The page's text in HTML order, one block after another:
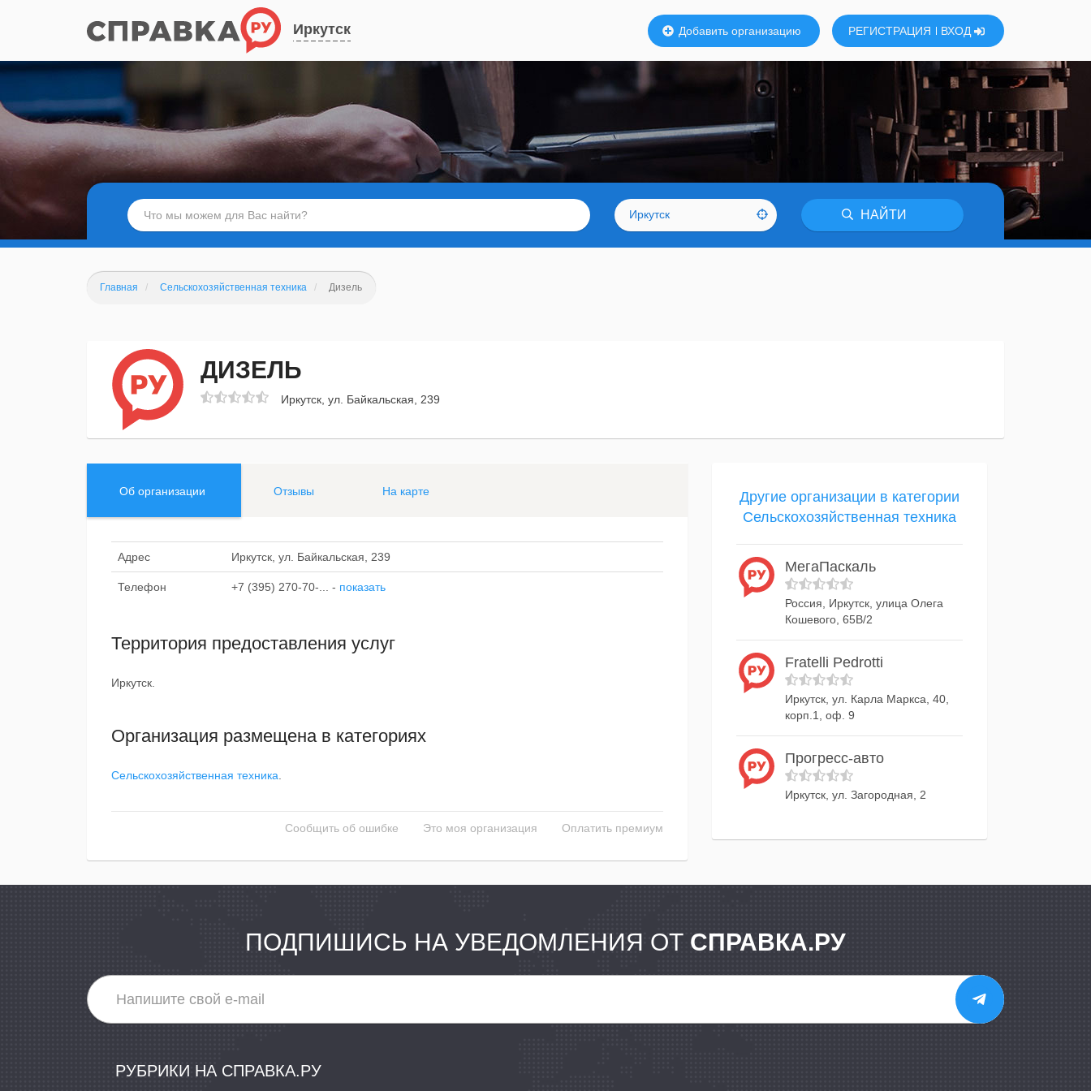
Иркутск Добавить организацию РЕГИСТРАЦИЯ ВХОД
Иркутск НАЙТИ
Главная Сельскохозяйственная техника Дизель
ДИЗЕЛЬ
Иркутск, ул. Байкальская, 239
Об организации Отзывы На карте
Адрес Иркутск, ул. Байкальская, 239
Телефон +7 (395) 270-70-... - показать
Территория предоставления услуг
Иркутск.
Организация размещена в категориях
Сельскохозяйственная техника
Сообщить об ошибке Это моя организация Оплатить премиум
Другие организации в категории
Сельскохозяйственная техника
МегаПаскаль
Россия, Иркутск, улица Олега
Кошевого, 65В/2
Fratelli Pedrotti
Иркутск, ул. Карла Маркса, 40,
корп.1, оф. 9
Прогресс-авто
Иркутск, ул. Загородная, 2
ПОДПИШИСЬ НА УВЕДОМЛЕНИЯ ОТ СПРАВКА.РУ
РУБРИКИ НА СПРАВКА.РУ